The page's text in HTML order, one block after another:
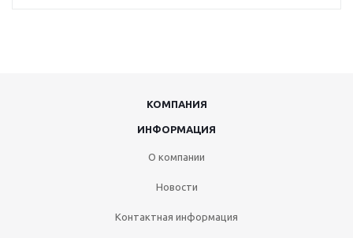
КОМПАНИЯ
ИНФОРМАЦИЯ
О компании
Новости
Контактная информация